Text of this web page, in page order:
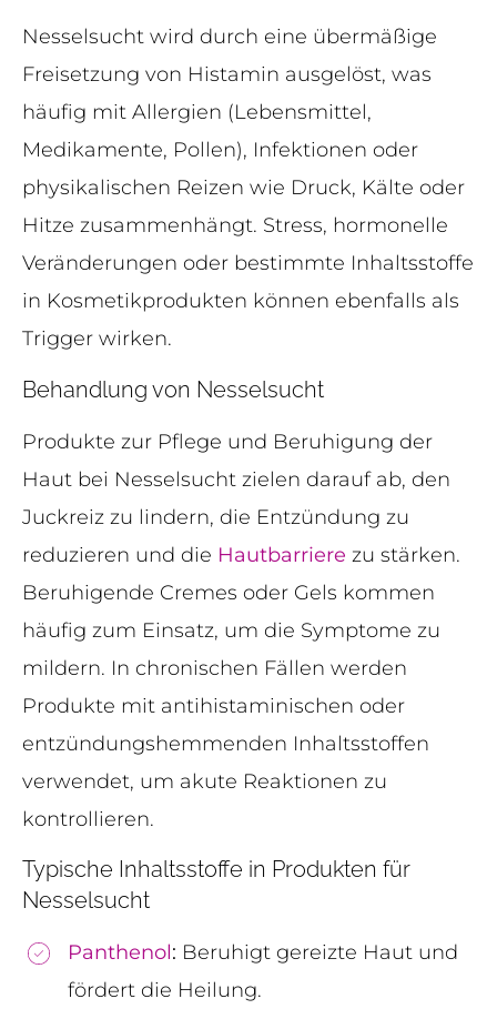
Nesselsucht wird durch eine übermäßige
Freisetzung von Histamin ausgelöst, was
häufig mit Allergien (Lebensmittel,
Medikamente, Pollen), Infektionen oder
physikalischen Reizen wie Druck, Kälte oder
Hitze zusammenhängt. Stress, hormonelle
Veränderungen oder bestimmte Inhaltsstoffe
in Kosmetikprodukten können ebenfalls als
Trigger wirken.
Behandlung von Nesselsucht
Produkte zur Pflege und Beruhigung der
Haut bei Nesselsucht zielen darauf ab, den
Juckreiz zu lindern, die Entzündung zu
reduzieren und die Hautbarriere zu stärken.
Beruhigende Cremes oder Gels kommen
häufig zum Einsatz, um die Symptome zu
mildern. In chronischen Fällen werden
Produkte mit antihistaminischen oder
entzündungshemmenden Inhaltsstoffen
verwendet, um akute Reaktionen zu
kontrollieren.
Typische Inhaltsstoffe in Produkten für
Nesselsucht
Panthenol: Beruhigt gereizte Haut und
fördert die Heilung.